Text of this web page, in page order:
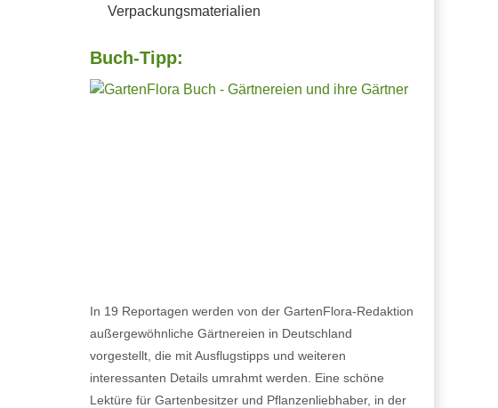
Verpackungsmaterialien
Buch-Tipp:
In 19 Reportagen werden von der GartenFlora-Redaktion
außergewöhnliche Gärtnereien in Deutschland
vorgestellt, die mit Ausflugstipps und weiteren
interessanten Details umrahmt werden. Eine schöne
Lektüre für Gartenbesitzer und Pflanzenliebhaber, in der